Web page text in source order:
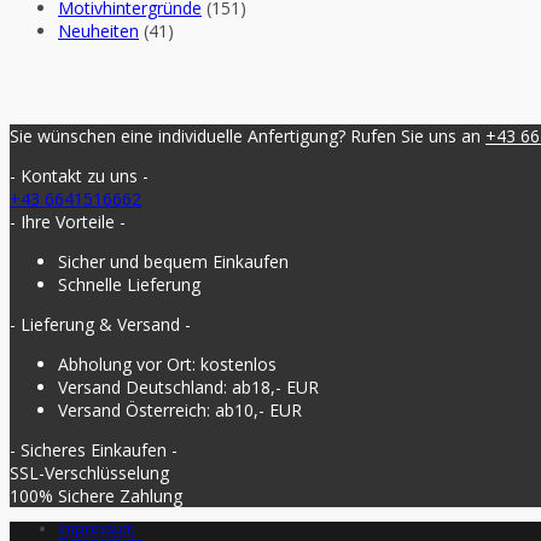
Motivhintergründe (151)
Neuheiten (41)
Sie wünschen eine individuelle Anfertigung? Rufen Sie uns an +43
- Kontakt zu uns -
+43 6641516662
- Ihre Vorteile -
Sicher und bequem Einkaufen
Schnelle Lieferung
- Lieferung & Versand -
Abholung vor Ort: kostenlos
Versand Deutschland: ab18,- EUR
Versand Österreich: ab10,- EUR
- Sicheres Einkaufen -
SSL-Verschlüsselung
100% Sichere Zahlung
Impressum